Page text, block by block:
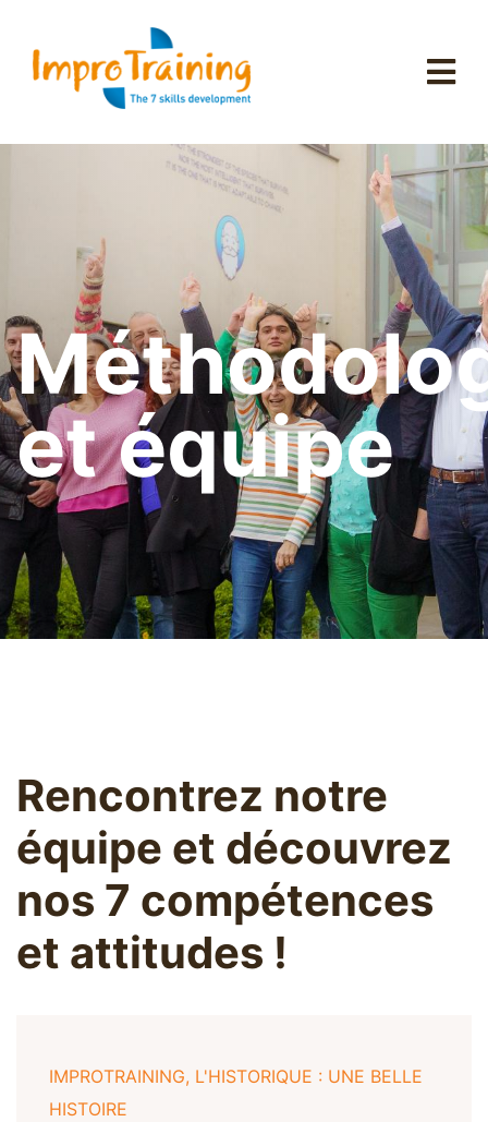
et équipe
Rencontrez notre
équipe et découvrez
nos 7 compétences
et attitudes !
IMPROTRAINING, L'HISTORIQUE : UNE BELLE
HISTOIRE